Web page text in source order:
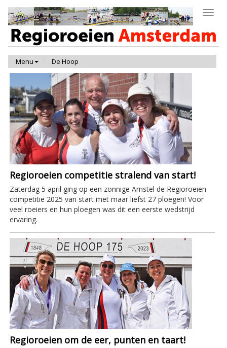
Menu De Hoop
Regioroeien competitie stralend van start!
Zaterdag 5 april ging op een zonnige Amstel de Regioroeien
competitie 2025 van start met maar liefst 27 ploegen! Voor
veel roeiers en hun ploegen was dit een eerste wedstrijd
ervaring.
Regioroeien om de eer, punten en taart!